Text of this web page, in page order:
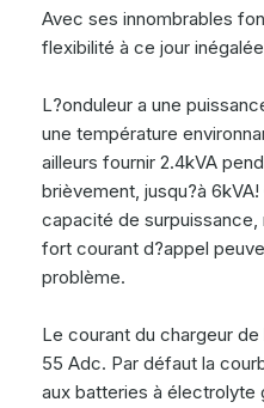
Avec ses innombrables
flexibilité à ce jour
L?onduleur a une
une température
ailleurs fournir 2.4kVA
brièvement, jusqu?à
capacité de
fort courant d?appel
problème.
Le courant du chargeur
55 Adc. Par défaut la
aux batteries à